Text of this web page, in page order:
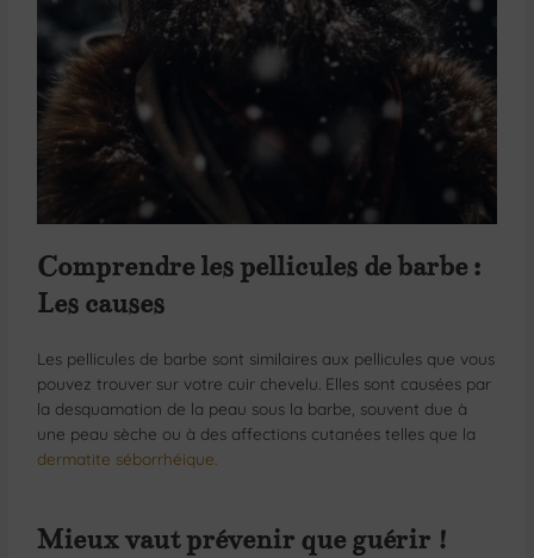
Comprendre les pellicules de barbe :
Les causes
Les pellicules de barbe sont similaires aux pellicules que vous
pouvez trouver sur votre cuir chevelu. Elles sont causées par
la desquamation de la peau sous la barbe, souvent due à
une peau sèche ou à des affections cutanées telles que la
dermatite séborrhéique.
Mieux vaut prévenir que guérir !